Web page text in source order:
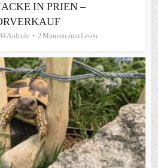
IN PRIEN –
Aufrufe 2 Minuten zum Lesen